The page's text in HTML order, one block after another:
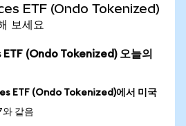
ETF (Ondo Tokenized)
보세요
(Ondo Tokenized) 오늘의
ETF (Ondo Tokenized)에서 미국
같음